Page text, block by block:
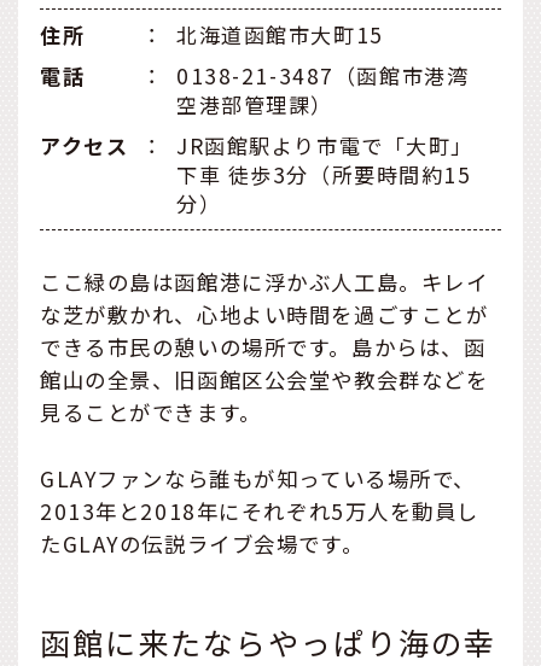
住所
：
北海道函館市大町15
電話
：
0138-21-3487（函館市港湾
空港部管理課）
アクセス
：
JR函館駅より市電で「大町」
下車 徒歩3分（所要時間約15
分）
ここ緑の島は函館港に浮かぶ人工島。キレイ
な芝が敷かれ、心地よい時間を過ごすことが
できる市民の憩いの場所です。島からは、函
館山の全景、旧函館区公会堂や教会群などを
見ることができます。
GLAYファンなら誰もが知っている場所で、
2013年と2018年にそれぞれ5万人を動員し
たGLAYの伝説ライブ会場です。
函館に来たならやっぱり海の幸